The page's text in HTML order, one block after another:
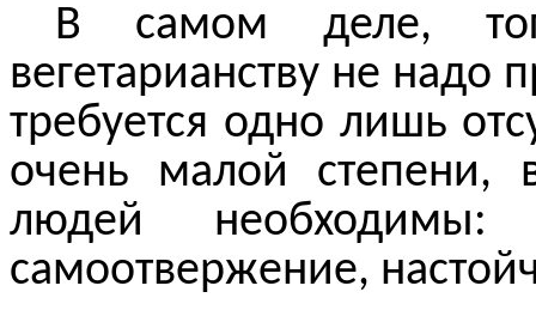
В самом деле,
вегетарианству не надо
требуется одно лишь
очень малой степени,
людей необходимы:
самоотвержение,